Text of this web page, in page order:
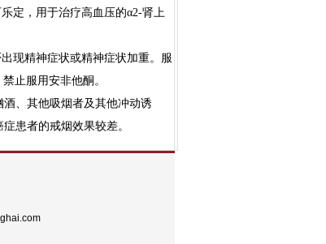
定，用于治疗高血压的α2-肾上
现精神症状或精神症状加重。服
止服用安非他酮。
、其他吸烟者及其他冲动诱
患者的戒烟效果较差。